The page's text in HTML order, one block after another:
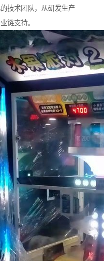
技术团队，从研发生产
链支持。